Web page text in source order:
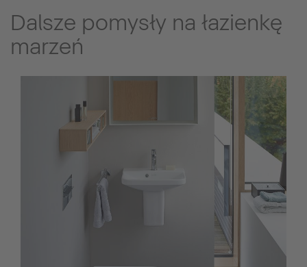
Dalsze pomysły na łazienkę
marzeń